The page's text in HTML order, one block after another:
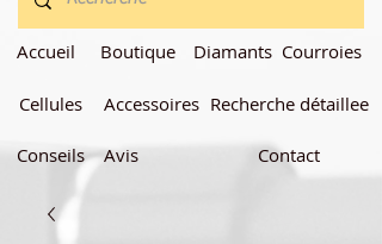
Accueil
Cellules
Conseils
Boutique
Accessoires
Avis
Diamants Courroies
Recherche détaillee
Contact